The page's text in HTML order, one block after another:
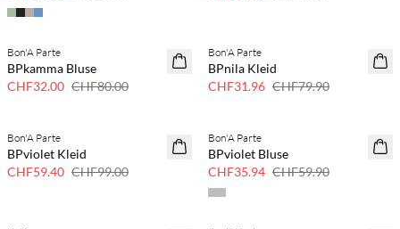
60% Rabatt
Bon'A Parte
BPkamma Bluse
CHF32.00 CHF80.00
SAVE20
Bon'A Parte
BPnila Kleid
CHF31.96 CHF79.90
40 % Rabatt
Bon'A Parte
BPviolet Kleid
CHF59.40 CHF99.00
40 % Rabatt
Bon'A Parte
BPviolet Bluse
CHF35.94 CHF59.90